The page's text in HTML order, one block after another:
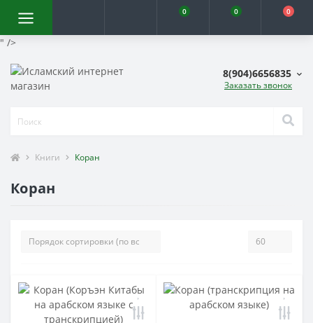
" />
0 0 0
8(904)6656835
Заказать звонок
Книги Коран
Коран